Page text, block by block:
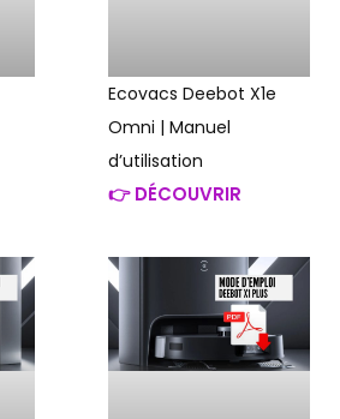
Ecovacs Deebot X1e
Omni | Manuel
d’utilisation
👉 DÉCOUVRIR